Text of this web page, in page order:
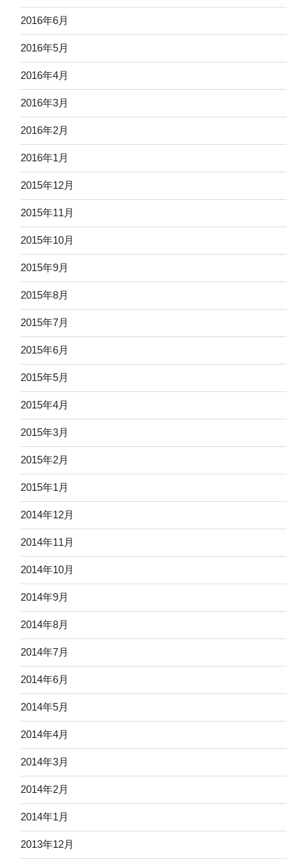
2016年6月
2016年5月
2016年4月
2016年3月
2016年2月
2016年1月
2015年12月
2015年11月
2015年10月
2015年9月
2015年8月
2015年7月
2015年6月
2015年5月
2015年4月
2015年3月
2015年2月
2015年1月
2014年12月
2014年11月
2014年10月
2014年9月
2014年8月
2014年7月
2014年6月
2014年5月
2014年4月
2014年3月
2014年2月
2014年1月
2013年12月